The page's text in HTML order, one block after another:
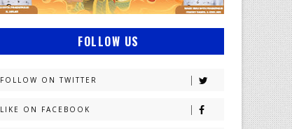
FOLLOW US
FOLLOW ON TWITTER
LIKE ON FACEBOOK